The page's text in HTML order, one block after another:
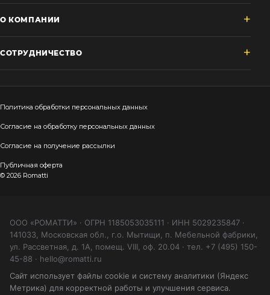
О КОМПАНИИ
СОТРУДНИЧЕСТВО
Политика обработки персональных данных
Согласие на обработку персональных данных
Согласие на получение рассылки
Публичная оферта
© 2026 Romatti
ООО «РОМАТТИ» · ОГРН 1185053035111 · ИНН 5029235847 ·
141033, Московская обл., г.о. Мытищи, п. Мебельной фабрики,
ул. Рассветная, д. 1А, помещ. VIII, оф. 20.04 · тел. +7 (495) 150-
45-88 · hello@romatti.ru
Сайт использует файлы cookie и систему аналитики (Яндекс
Метрика) для корректной работы и улучшения сервиса.